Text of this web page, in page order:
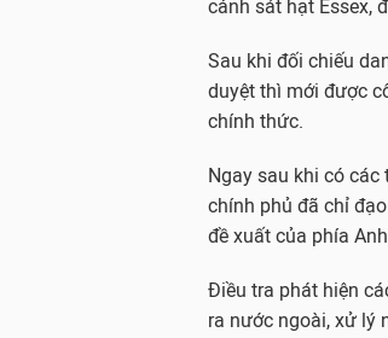
cảnh sát hạt Essex,
Sau khi đối chiếu
duyệt thì mới được
chính thức.
Ngay sau khi có
chính phủ đã chỉ
đề xuất của phía
Điều tra phát hiện
ra nước ngoài, xử lý